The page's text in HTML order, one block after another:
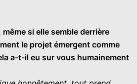
si elle semble derrière
le projet émergent comme
a-t-il eu sur vous humainement